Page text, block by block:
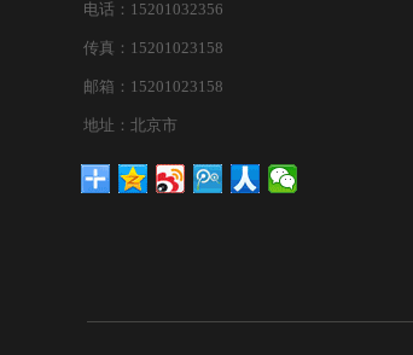
电话：15201032356
传真：15201023158
邮箱：15201023158
地址：北京市